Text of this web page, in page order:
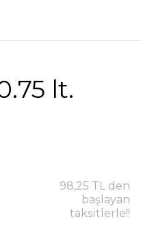
lt.
98,25 TL den
başlayan
taksitlerle!!